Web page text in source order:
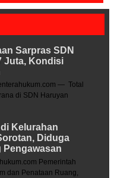
Sarpras SDN
Juta, Kondisi
— Total
di SDN Haruyan
Kelurahan
Diduga
Pengawasan
Pemerintah
dan Penataan Ruang,